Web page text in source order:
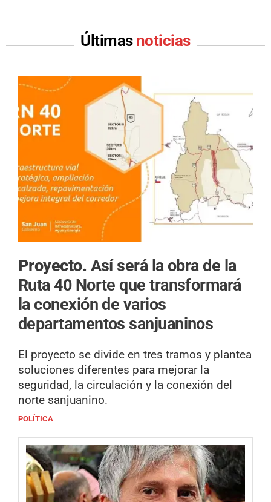
Últimas noticias
Proyecto. Así será la obra de la
Ruta 40 Norte que transformará
la conexión de varios
departamentos sanjuaninos
El proyecto se divide en tres tramos y plantea
soluciones diferentes para mejorar la
seguridad, la circulación y la conexión del
norte sanjuanino.
POLÍTICA